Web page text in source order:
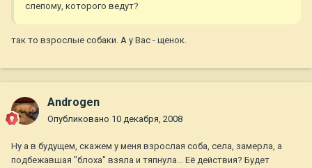
слепому, которого ведут?
так то взрослые собаки. А у Вас - щенок.
Androgen
Опубликовано 10 декабря, 2008
Ну а в будущем, скажем у меня взрослая соба, села, замерла, а
подбежавшая "блоха" взяла и тяпнула... Её действия? Будет